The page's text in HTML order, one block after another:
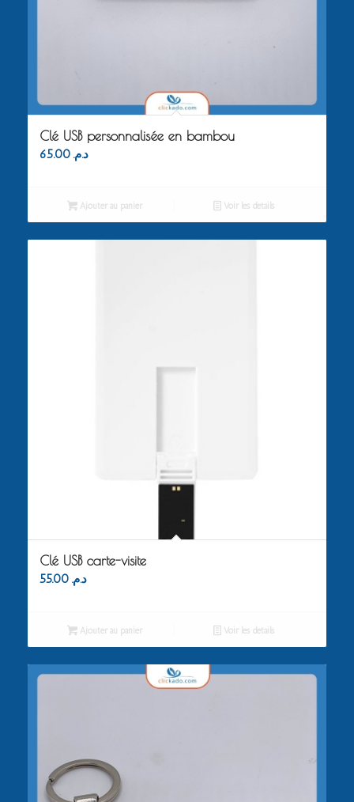
Clé USB personnalisée en bambou
د.م. 65.00
Ajouter au panier Voir les détails
Clé USB carte-visite
د.م. 55.00
Ajouter au panier Voir les détails